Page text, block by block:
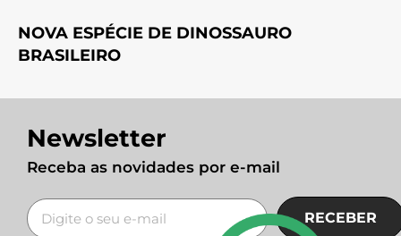
NOVA ESPÉCIE DE DINOSSAURO
BRASILEIRO
Newsletter
Receba as novidades por e-mail
RECEBER